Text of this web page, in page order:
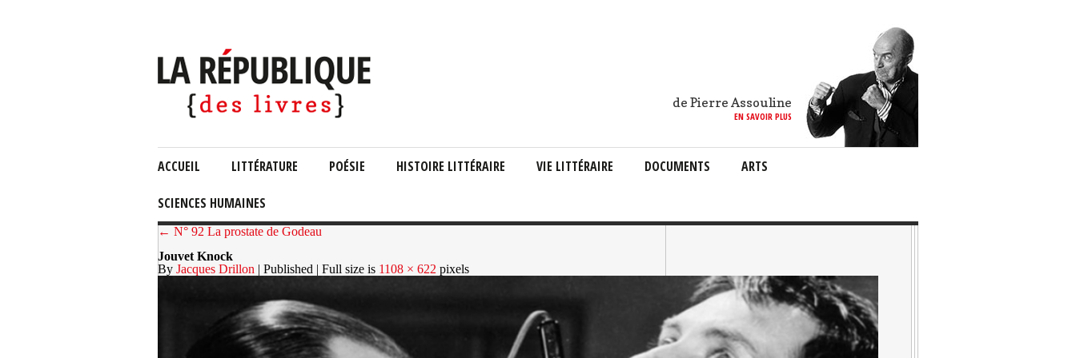
de Pierre Assouline
EN SAVOIR PLUS
ACCUEIL LITTÉRATURE POÉSIE HISTOIRE LITTÉRAIRE VIE LITTÉRAIRE DOCUMENTS ARTS
SCIENCES HUMAINES
← N° 92 La prostate de Godeau
Jouvet Knock
By Jacques Drillon | Published | Full size is 1108 × 622 pixels